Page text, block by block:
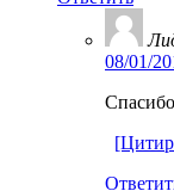
08/01/